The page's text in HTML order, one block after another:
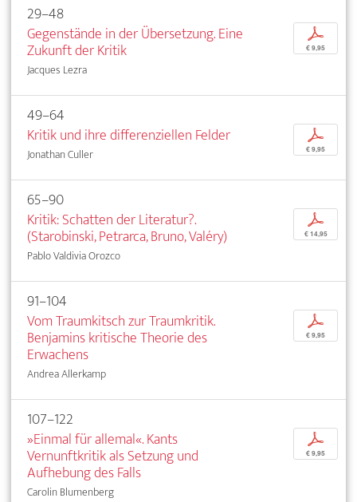
29–48
Gegenstände in der Übersetzung. Eine
Zukunft der Kritik
Jacques Lezra
p
€ 9,95
49–64
Kritik und ihre differenziellen Felder
Jonathan Culler
p
€ 9,95
65–90
Kritik: Schatten der Literatur?.
(Starobinski, Petrarca, Bruno, Valéry)
Pablo Valdivia Orozco
p
€ 14,95
91–104
Vom Traumkitsch zur Traumkritik.
Benjamins kritische Theorie des
Erwachens
Andrea Allerkamp
p
€ 9,95
107–122
»Einmal für allemal«. Kants
Vernunftkritik als Setzung und
Aufhebung des Falls
Carolin Blumenberg
p
€ 9,95